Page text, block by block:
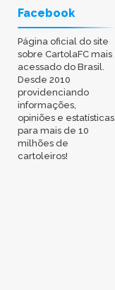
Facebook
Página oficial do site
sobre CartolaFC mais
acessado do Brasil.
Desde 2010
providenciando
informações,
opiniões e estatísticas
para mais de 10
milhões de
cartoleiros!